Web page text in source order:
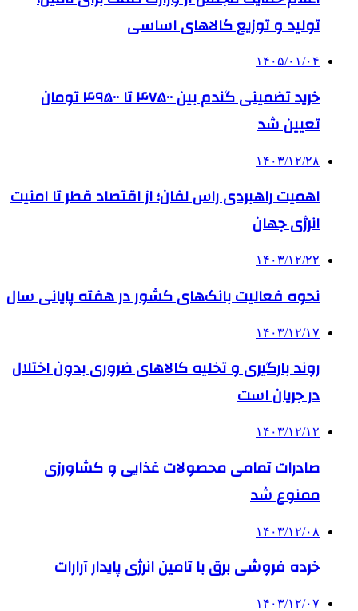
تولید و توزیع کالاهای اساسی
۱۴۰۵/۰۱/۰۴
خرید تضمینی گندم بین ۴۷۵۰۰ تا ۴۹۵۰۰ تومان
تعیین شد
۱۴۰۳/۱۲/۲۸
اهمیت راهبردی راس لفان؛ از اقتصاد قطر تا امنیت
انرژی جهان
۱۴۰۳/۱۲/۲۲
نحوه فعالیت بانک‌های کشور در هفته پایانی سال
۱۴۰۳/۱۲/۱۷
روند بارگیری و تخلیه کالاهای ضروری بدون اختلال
در جریان است
۱۴۰۳/۱۲/۱۲
صادرات تمامی محصولات غذایی و کشاورزی
ممنوع شد
۱۴۰۳/۱۲/۰۸
خرده فروشی برق با تامین انرژی پایدار آرارات
۱۴۰۳/۱۲/۰۷